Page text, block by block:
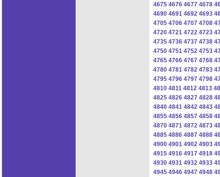
4675 4676 4677 4678
4690 4691 4692 4693
4705 4706 4707 4708
4720 4721 4722 4723
4735 4736 4737 4738
4750 4751 4752 4753
4765 4766 4767 4768
4780 4781 4782 4783
4795 4796 4797 4798
4810 4811 4812 4813
4825 4826 4827 4828
4840 4841 4842 4843
4855 4856 4857 4858
4870 4871 4872 4873
4885 4886 4887 4888
4900 4901 4902 4903
4915 4916 4917 4918
4930 4931 4932 4933
4945 4946 4947 4948